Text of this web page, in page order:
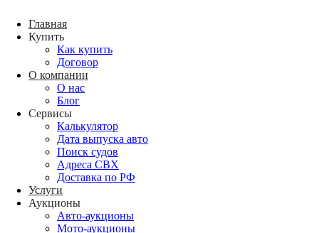
Договор
Back
О компании
О нас
Блог
Back
Сервисы
Калькулятор
Дата выпуска авто
Поиск судов
Адреса СВХ
Доставка по РФ
Back
Аукционы
Главная
Купить
Как купить
Договор
О компании
О нас
Блог
Сервисы
Калькулятор
Дата выпуска авто
Поиск судов
Адреса СВХ
Доставка по РФ
Услуги
Аукционы
Авто-аукционы
Мото-аукционы